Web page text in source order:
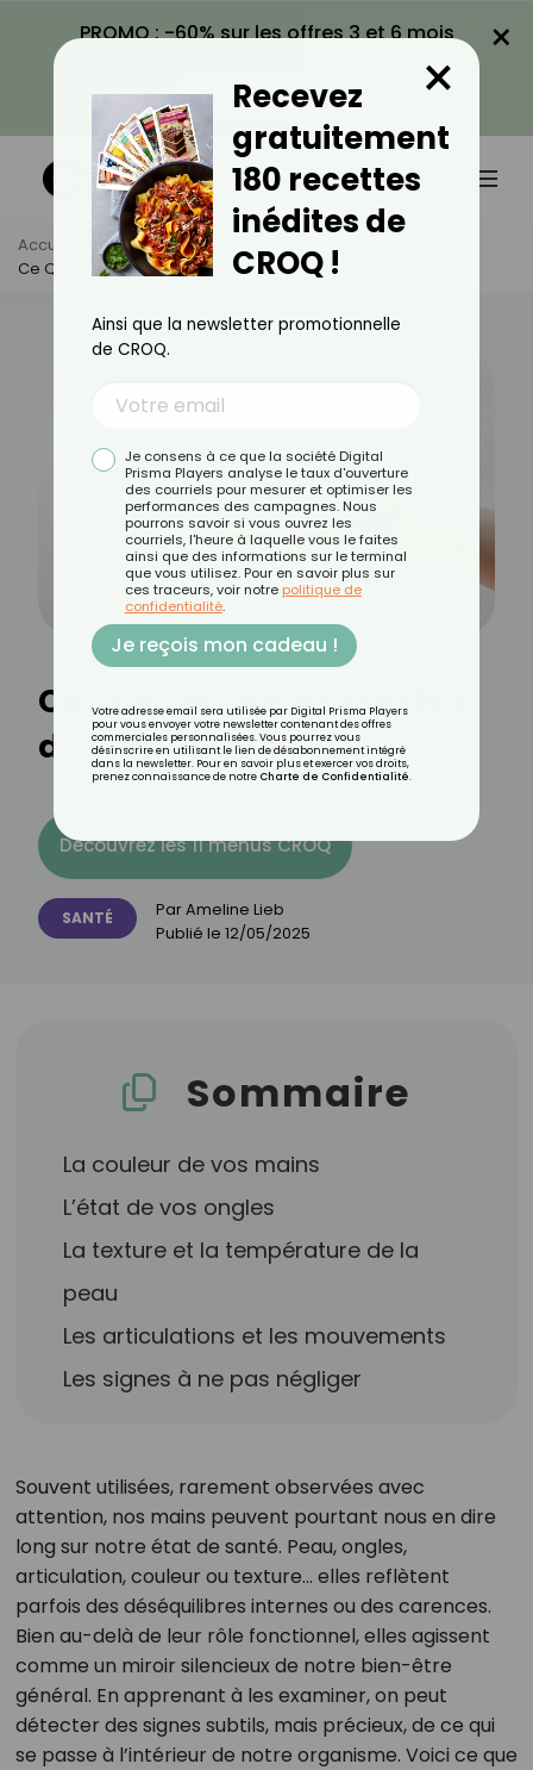
PROMO : -60% sur les offres 3 et 6 mois
VOIR LA PROMO
×
Accueil Actus
Santé
Ce Que Vos Mains Révèlent De Votre Santé
Ce que vos mains révèlent
de votre santé
Découvrez les 11 menus CROQ
SANTÉ ParAmeline Lieb
Publié le 12/05/2025
Sommaire
La couleur de vos mains
L’état de vos ongles
La texture et la température de la
peau
Les articulations et les mouvements
Les signes à ne pas négliger
Souvent utilisées, rarement observées avec
attention, nos mains peuvent pourtant nous en dire
long sur notre état de santé. Peau, ongles,
articulation, couleur ou texture… elles reflètent
parfois des déséquilibres internes ou des carences.
Bien au-delà de leur rôle fonctionnel, elles agissent
comme un miroir silencieux de notre bien-être
général. En apprenant à les examiner, on peut
détecter des signes subtils, mais précieux, de ce qui
se passe à l’intérieur de notre organisme. Voici ce que
Recevez
gratuitement
180 recettes
inédites de
CROQ !
×
Ainsi que la newsletter promotionnelle
de CROQ.
Je consens à ce que la société Digital
Prisma Players analyse le taux d'ouverture
des courriels pour mesurer et optimiser les
performances des campagnes. Nous
pourrons savoir si vous ouvrez les
courriels, l'heure à laquelle vous le faites
ainsi que des informations sur le terminal
que vous utilisez. Pour en savoir plus sur
ces traceurs, voir notre politique de
confidentialité.
Je reçois mon cadeau !
Votre adresse email sera utilisée par Digital Prisma Players
pour vous envoyer votre newsletter contenant des offres
commerciales personnalisées. Vous pourrez vous
désinscrire en utilisant le lien de désabonnement intégré
dans la newsletter. Pour en savoir plus et exercer vos droits,
prenez connaissance de notre Charte de Confidentialité.